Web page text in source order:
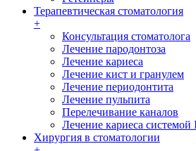
Терапевтическая стоматология
+
Консультация стоматолога
Лечение пародонтоза
Лечение кариеса
Лечение кист и гранулем
Лечение периодонтита
Лечение пульпита
Перелечивание каналов
Лечение кариеса системой
Хирургия в стоматологии